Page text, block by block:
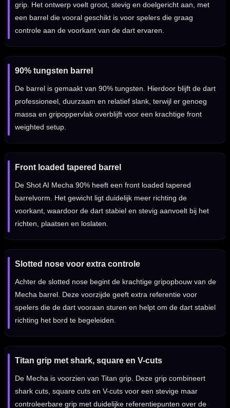
grip. Het ontwerp voelt groot, stevig en doelgericht aan, met
een barrel die vooral geschikt is voor spelers die graag
controle aan de voorkant van de dart ervaren.
90% tungsten barrel
De barrel is gemaakt van 90% tungsten. Hierdoor blijft de dart
professioneel, duurzaam en relatief slank, terwijl er genoeg
massa en gripoppervlak overblijft voor een krachtige front
weighted setup.
Front loaded tapered barrel
De Shot AI Mecha 90% heeft een front loaded tapered
barrelvorm. Het gewicht ligt duidelijk meer richting de
voorkant, waardoor de dart stabiel en stevig aanvoelt bij het
richten, plaatsen en loslaten.
Slotted nose voor extra controle
Achter de slotted nose begint de krachtige gripopbouw van de
Mecha barrel. Deze voorzijde geeft extra referentie voor
spelers die de dart vooraan sturen en helpt om de dart stabiel
richting het bord te begeleiden.
Titan grip met shark, square en V-cuts
De Mecha is voorzien van Titan grip. Deze grip combineert
shark cuts, square cuts en V-cuts voor een stevige maar
controleerbare grip met duidelijke referentiepunten over de